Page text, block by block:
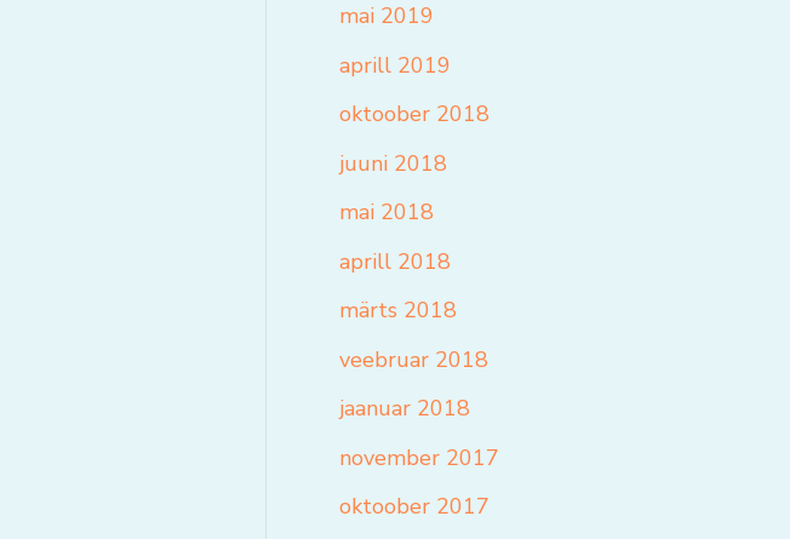
mai 2019
aprill 2019
oktoober 2018
juuni 2018
mai 2018
aprill 2018
märts 2018
veebruar 2018
jaanuar 2018
november 2017
oktoober 2017